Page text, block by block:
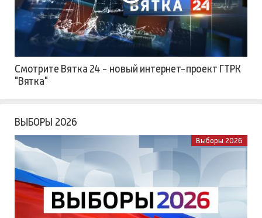
Смотрите Вятка 24 - новый интернет-проект ГТРК
"Вятка"
ВЫБОРЫ 2026
Выборы 2026